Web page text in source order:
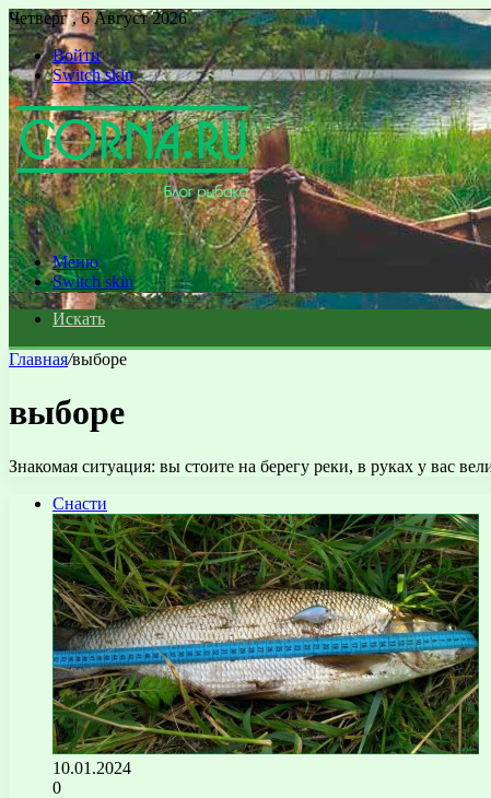
Четверг , 6 Август 2026
Войти
Switch skin
Меню
Switch skin
Искать
Главная/выборе
выборе
Знакомая ситуация: вы стоите на берегу реки, в руках у вас
Снасти
10.01.2024
0